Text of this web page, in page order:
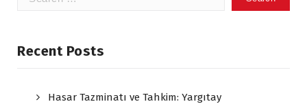
Recent Posts
Hasar Tazminatı ve Tahkim: Yargıtay